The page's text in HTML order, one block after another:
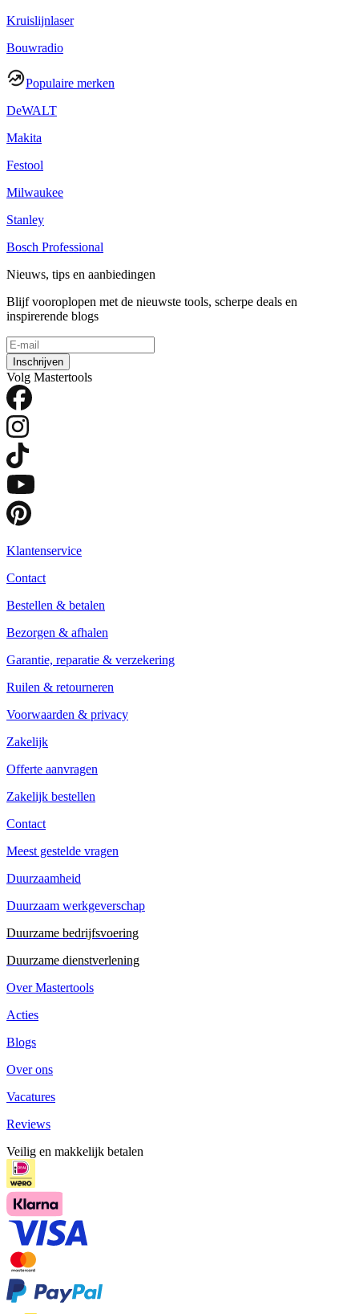
Kruislijnlaser
Bouwradio
Populaire merken
DeWALT
Makita
Festool
Milwaukee
Stanley
Bosch Professional
Nieuws, tips en aanbiedingen
Blijf vooroplopen met de nieuwste tools, scherpe deals en
inspirerende blogs
Inschrijven
Volg Mastertools
Klantenservice
Contact
Bestellen & betalen
Bezorgen & afhalen
Garantie, reparatie & verzekering
Ruilen & retourneren
Voorwaarden & privacy
Zakelijk
Offerte aanvragen
Zakelijk bestellen
Contact
Meest gestelde vragen
Duurzaamheid
Duurzaam werkgeverschap
Duurzame bedrijfsvoering
Duurzame dienstverlening
Over Mastertools
Acties
Blogs
Over ons
Vacatures
Reviews
Veilig en makkelijk betalen